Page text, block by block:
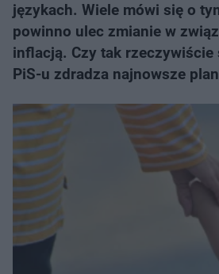
językach. Wiele mówi się o
powinno ulec zmianie w
inflacją. Czy tak rzeczywiście
PiS-u zdradza najnowsze